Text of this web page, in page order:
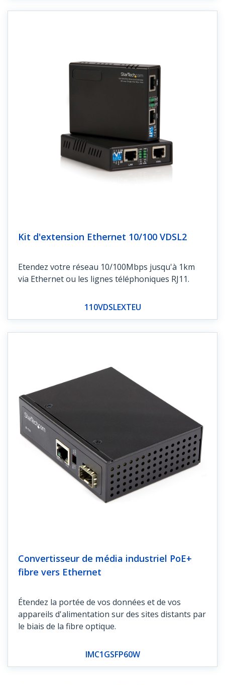
Kit d'extension Ethernet 10/100 VDSL2
Etendez votre réseau 10/100Mbps jusqu'à 1km
via Ethernet ou les lignes téléphoniques RJ11.
110VDSLEXTEU
Convertisseur de média industriel PoE+
fibre vers Ethernet
Étendez la portée de vos données et de vos
appareils d'alimentation sur des sites distants par
le biais de la fibre optique.
IMC1GSFP60W